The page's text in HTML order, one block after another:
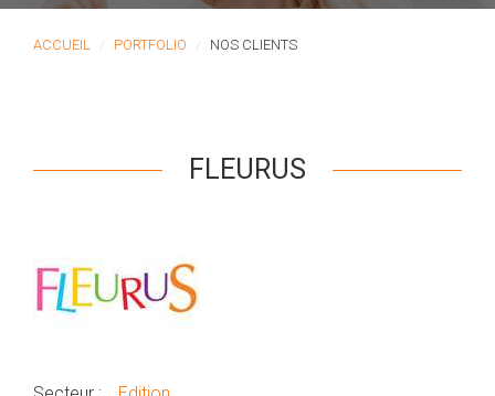
ACCUEIL PORTFOLIO NOS CLIENTS
FLEURUS